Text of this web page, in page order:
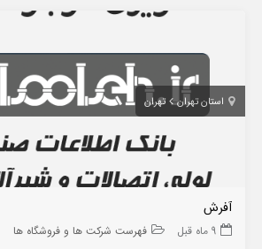
استان تهران تهران
آفرش
9 ماه قبل فهرست شرکت ها و فروشگاه ها